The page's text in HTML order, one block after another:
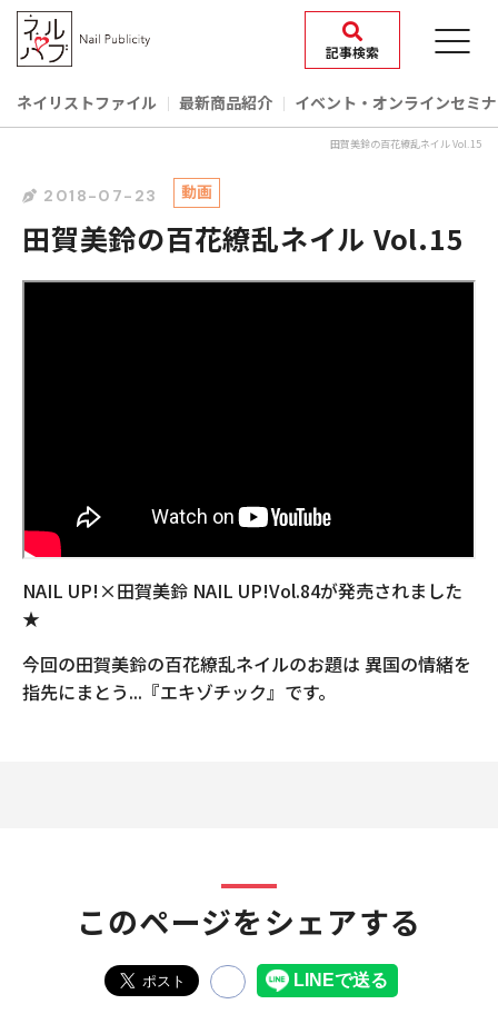
記事検索
ネイリストファイル 最新商品紹介 イベント‧オンラインセミ
田賀美鈴の百花繚乱ネイル Vol.15
2018-07-23 動画
田賀美鈴の百花繚乱ネイル Vol.15
NAIL UP!×田賀美鈴 NAIL UP!Vol.84が発売されました
★
今回の田賀美鈴の百花繚乱ネイルのお題は 異国の情緒を
指先にまとう...『エキゾチック』です。
このページをシェアする